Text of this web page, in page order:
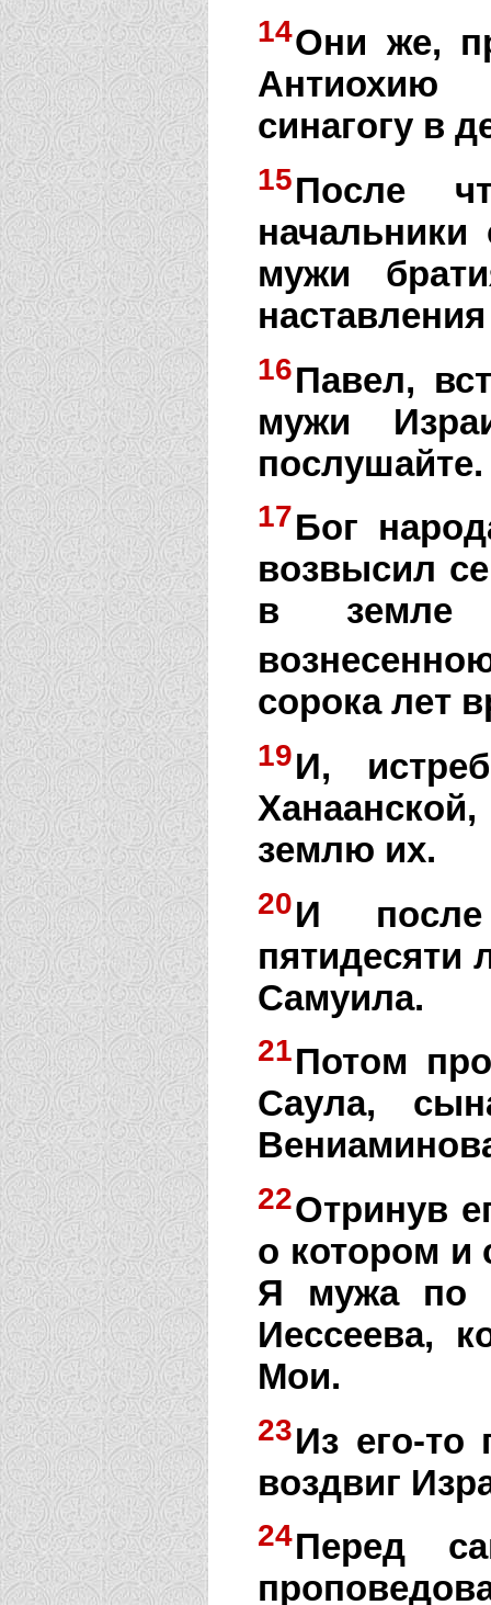
14Они же,
синагогу в
15После
начальники
мужи
16Павел,
мужи
послушайте.
17Бог
возвысил
в земле
сорока лет
19И,
землю их.
20И после
пятидесяти
Самуила.
21Потом
Саула,
22Отринув
о котором и
Я мужа по
Иессеева,
Мои.
23Из его-то
воздвиг
24Перед